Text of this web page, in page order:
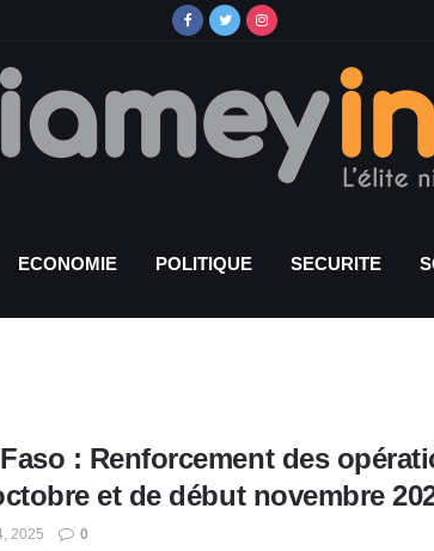
ECONOMIE POLITIQUE SECURITE
: Renforcement des
et de début novembre
2025 0